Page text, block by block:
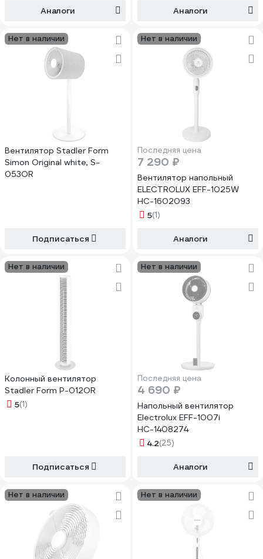
Аналоги Аналоги
Нет в наличии
Вентилятор Stadler Form
Simon Original white, S-
053OR
Подписаться
Нет в наличии
Последняя цена
7 290 ₽
Вентилятор напольный
ELECTROLUX EFF-1025W
НС-1602093
5(1)
Аналоги
Нет в наличии
Колонный вентилятор
Stadler Form P-012OR
5(1)
Подписаться
Нет в наличии
Последняя цена
4 690 ₽
Напольный вентилятор
Electrolux EFF-1007i
НС-1408274
4.2(25)
Аналоги
Нет в наличии Нет в наличии